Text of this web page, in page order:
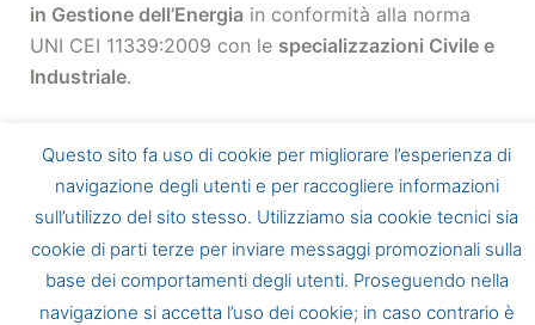
in Gestione dell’Energia in conformità alla norma
UNI CEI 11339:2009 con le specializzazioni Civile e
Industriale.
ha le conoscenze, l’esperienza e le capacità
necessarie per gestire l’uso dell’energia in modo
efficiente” ed è in grado di garantire ai propri Clienti
elevate competenze tecniche in materia di
efficientamento energetico.
Questo sito fa uso di cookie per migliorare l’esperienza di
navigazione degli utenti e per raccogliere informazioni
sull’utilizzo del sito stesso. Utilizziamo sia cookie tecnici sia
cookie di parti terze per inviare messaggi promozionali sulla
base dei comportamenti degli utenti. Proseguendo nella
navigazione si accetta l’uso dei cookie; in caso contrario è